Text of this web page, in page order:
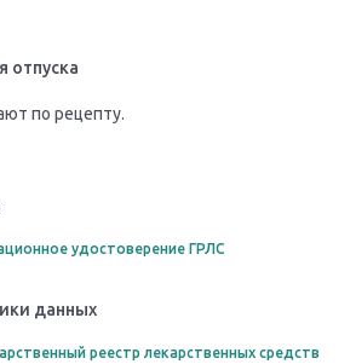
отпуска
по рецепту.
удостоверение ГРЛС
данных
реестр лекарственных средств